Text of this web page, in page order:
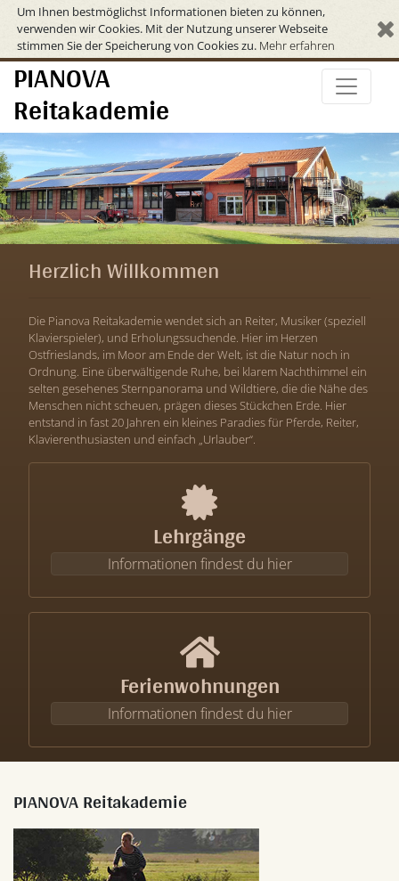
Um Ihnen bestmöglichst Informationen bieten zu können,
verwenden wir Cookies. Mit der Nutzung unserer Webseite
stimmen Sie der Speicherung von Cookies zu. Mehr erfahren
PIANOVA
Reitakademie
Herzlich Willkommen
Die Pianova Reitakademie wendet sich an Reiter, Musiker (speziell
Klavierspieler), und Erholungssuchende. Hier im Herzen
Ostfrieslands, im Moor am Ende der Welt, ist die Natur noch in
Ordnung. Eine überwältigende Ruhe, bei klarem Nachthimmel ein
selten gesehenes Sternpanorama und Wildtiere, die die Nähe des
Menschen nicht scheuen, prägen dieses Stückchen Erde. Hier
entstand in fast 20 Jahren ein kleines Paradies für Pferde, Reiter,
Klavierenthusiasten und einfach „Urlauber“.
Lehrgänge
Informationen findest du hier
Ferienwohnungen
Informationen findest du hier
PIANOVA Reitakademie